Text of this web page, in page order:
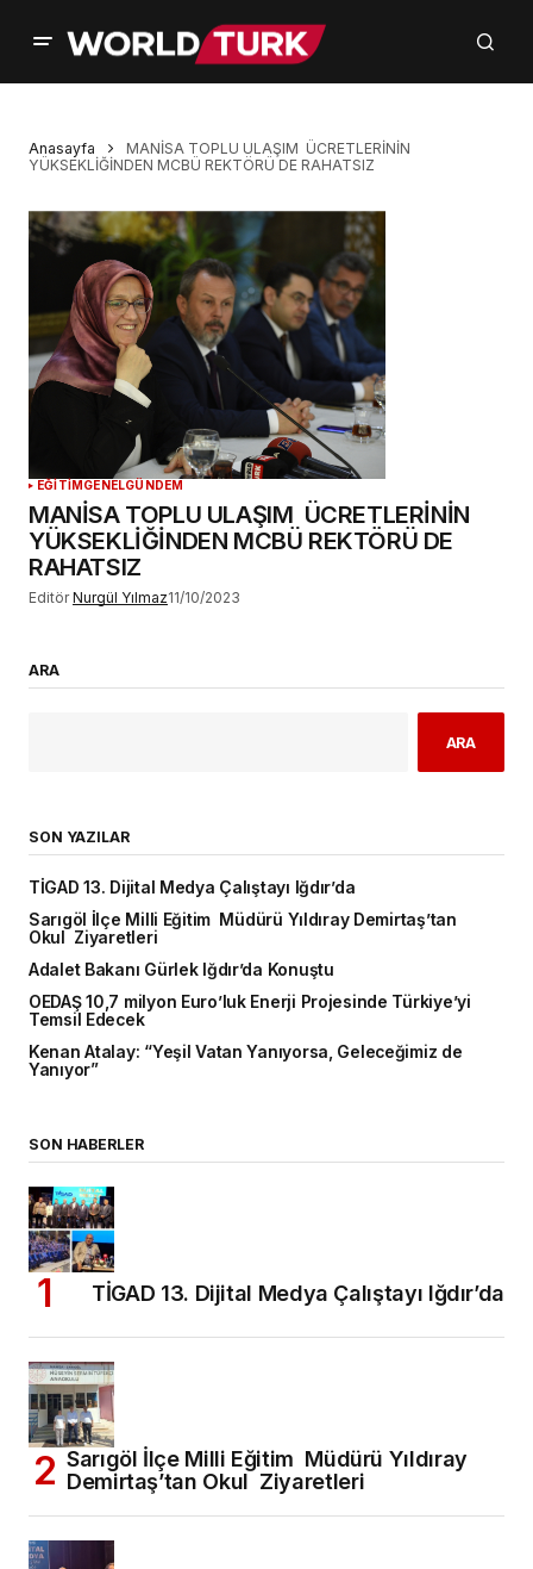
Anasayfa
MANİSA TOPLU ULAŞIM ÜCRETLERİNİN
YÜKSEKLİĞİNDEN MCBÜ REKTÖRÜ DE RAHATSIZ
EĞİTİMGENELGÜNDEM
MANİSA TOPLU ULAŞIM ÜCRETLERİNİN
YÜKSEKLİĞİNDEN MCBÜ REKTÖRÜ DE
RAHATSIZ
Editör Nurgül Yılmaz11/10/2023
ARA
ARA
SON YAZILAR
TİGAD 13. Dijital Medya Çalıştayı Iğdır’da
Sarıgöl İlçe Milli Eğitim Müdürü Yıldıray Demirtaş’tan
Okul Ziyaretleri
Adalet Bakanı Gürlek Iğdır’da Konuştu
OEDAŞ 10,7 milyon Euro’luk Enerji Projesinde Türkiye’yi
Temsil Edecek
Kenan Atalay: “Yeşil Vatan Yanıyorsa, Geleceğimiz de
Yanıyor”
SON HABERLER
TİGAD 13. Dijital Medya Çalıştayı Iğdır’da
Sarıgöl İlçe Milli Eğitim Müdürü Yıldıray
Demirtaş’tan Okul Ziyaretleri